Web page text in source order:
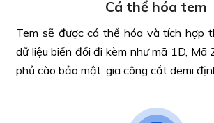
Cá thể hóa tem
Tem sẽ được cá thể hóa và tích hợp
dữ liệu biến đổi đi kèm như mã 1D, Mã
phủ cào bảo mật, gia công cắt demi